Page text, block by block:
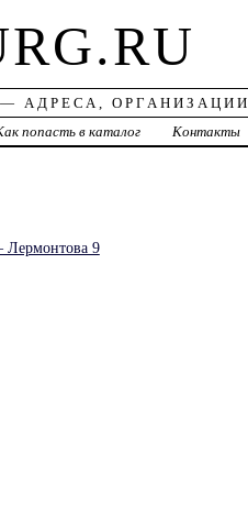
АДРЕСА, ОРГАНИЗАЦИИ
попасть в каталог Контакты
Лермонтова 9